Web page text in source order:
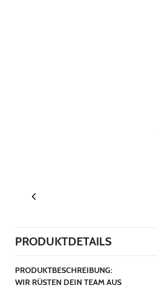
PRODUKTDETAILS
PRODUKTBESCHREIBUNG:
WIR RÜSTEN DEIN TEAM AUS